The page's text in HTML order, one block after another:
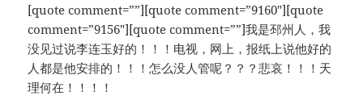
[quote comment=””][quote comment=”9160″][quote
comment=”9156″][quote comment=””]我是邳州人，我
没见过说李连玉好的！！！电视，网上，报纸上说他好的
人都是他安排的！！！怎么没人管呢？？？悲哀！！！天
理何在！！！！